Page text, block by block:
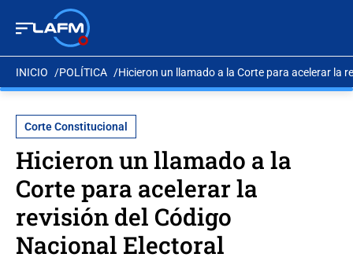
INICIO POLÍTICA Hicieron un llamado a la Corte para acelerar la
Corte Constitucional
Hicieron un llamado a la
Corte para acelerar la
revisión del Código
Nacional Electoral